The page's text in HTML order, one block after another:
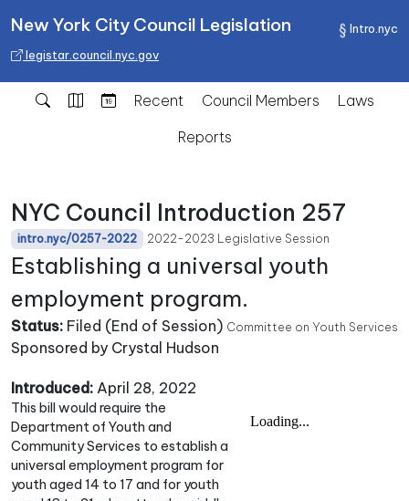
Intro.nyc
New York City Council Legislation
legistar.council.nyc.gov
Recent Council Members
Laws
Reports
NYC Council Introduction 257
intro.nyc/0257-2022 2022-2023 Legislative Session
Establishing a universal youth
employment program.
Status: Filed (End of Session) Committee on Youth Services
Sponsored by Crystal Hudson
Introduced: April 28, 2022
This bill would require the
Department of Youth and
Community Services to establish a
universal employment program for
youth aged 14 to 17 and for youth